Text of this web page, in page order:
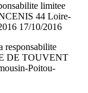
limitee
44 Loire-
17/10/2016
responsabilite
DE TOUVENT
Poitou-